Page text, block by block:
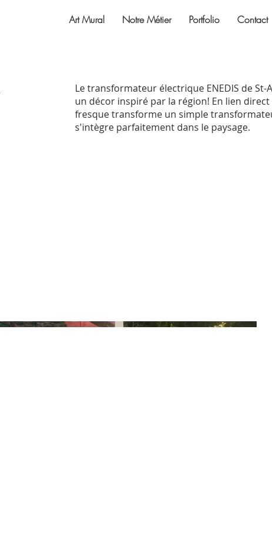
Art Mural Notre Métier Portfolio Contact
Le transformateur électrique ENEDIS de
un décor inspiré par la région! En lien
fresque transforme un simple
s'intègre parfaitement dans le paysage.